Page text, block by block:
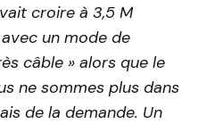
croire à 3,5 M
un mode de
câble » alors que le
ne sommes plus dans
de la demande. Un